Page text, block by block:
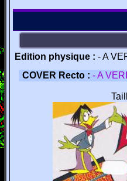
Edition physique : - A
COVER Recto : - A